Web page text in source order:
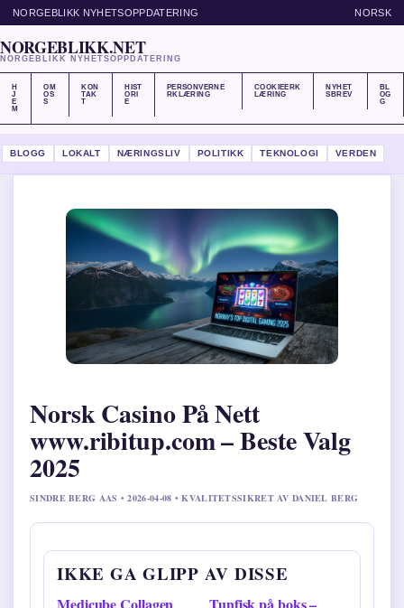
NORGEBLIKK NYHETSOPPDATERING NORSK
NORGEBLIKK.NET
NORGEBLIKK NYHETSOPPDATERING
H
J
E
M
OM
OS
S
KON
TAK
T
HIST
ORI
E
PERSONVERNE
RKLÆRING
COOKIEERK
LÆRING
NYHET
SBREV
BL
OG
G
BLOGG LOKALT NÆRINGSLIV POLITIKK TEKNOLOGI VERDEN
Norsk Casino På Nett
www.ribitup.com – Beste Valg
2025
SINDRE BERG AAS • 2026-04-08 • KVALITETSSIKRET AV DANIEL BERG
IKKE GA GLIPP AV DISSE
Medicube Collagen
Tunfisk på boks –